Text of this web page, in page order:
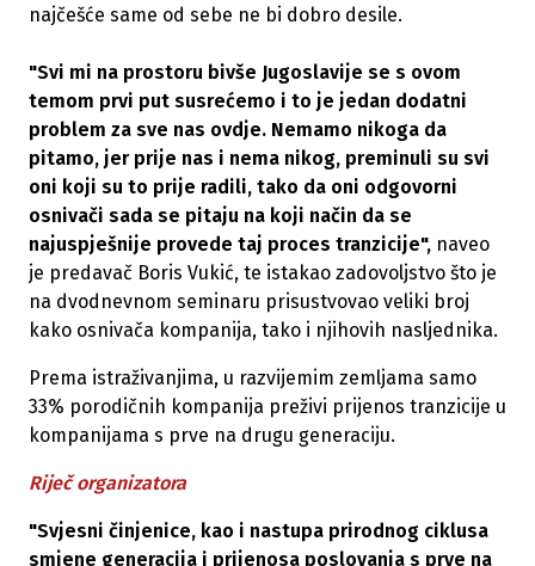
najčešće same od sebe ne bi dobro desile.
"Svi mi na prostoru bivše Jugoslavije se s ovom
temom prvi put susrećemo i to je jedan dodatni
problem za sve nas ovdje. Nemamo nikoga da
pitamo, jer prije nas i nema nikog, preminuli su svi
oni koji su to prije radili, tako da oni odgovorni
osnivači sada se pitaju na koji način da se
najuspješnije provede taj proces tranzicije", naveo
je predavač Boris Vukić, te istakao zadovoljstvo što je
na dvodnevnom seminaru prisustvovao veliki broj
kako osnivača kompanija, tako i njihovih nasljednika.
Prema istraživanjima, u razvijemim zemljama samo
33% porodičnih kompanija preživi prijenos tranzicije u
kompanijama s prve na drugu generaciju.
Riječ organizatora
"Svjesni činjenice, kao i nastupa prirodnog ciklusa
smjene generacija i prijenosa poslovanja s prve na